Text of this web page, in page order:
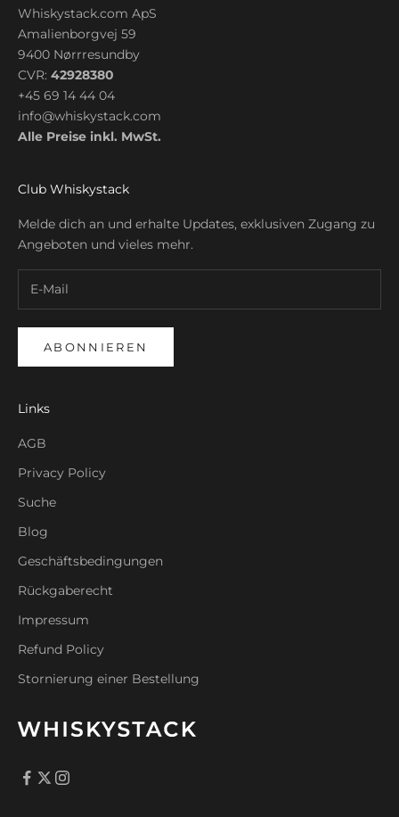
Whiskystack.com ApS
Amalienborgvej 59
9400 Nørrresundby
CVR: 42928380
+45 69 14 44 04
info@whiskystack.com
Alle Preise inkl. MwSt.
Club Whiskystack
Melde dich an und erhalte Updates, exklusiven Zugang zu
Angeboten und vieles mehr.
ABONNIEREN
Links
AGB
Privacy Policy
Suche
Blog
Geschäftsbedingungen
Rückgaberecht
Impressum
Refund Policy
Stornierung einer Bestellung